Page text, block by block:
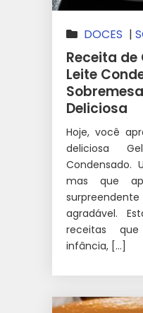
DOCES |
Receita
Leite
Deliciosa
Hoje, você
deliciosa
Condensado.
mas que
agradável.
receitas
infância, […]